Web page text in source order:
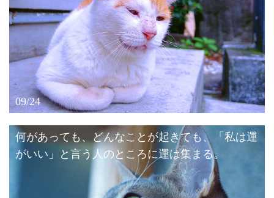
09/24
何があっても、どんなことが起きても、「私は運
がいい」と言う人のところに運は集まる。